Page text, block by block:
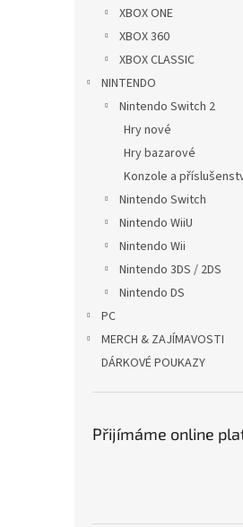
XBOX ONE
XBOX 360
XBOX CLASSIC
NINTENDO
Nintendo Switch 2
Hry nové
Hry bazarové
Konzole a
Nintendo Switch
Nintendo WiiU
Nintendo Wii
Nintendo 3DS / 2DS
Nintendo DS
PC
MERCH & ZAJÍMAVOSTI
DÁRKOVÉ POUKAZY
Přijímáme online